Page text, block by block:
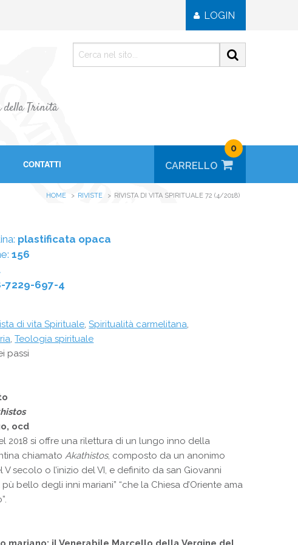
LOGIN
della Trinità
CONTATTI
0
HOME RIVISTE RIVISTA DI VITA SPIRITUALE 72 (4/2018)
plastificata opaca
156
7229-697-4
di vita Spirituale,Spiritualità carmelitana,
,Teologia spirituale
passi
ocd
2018 si offre una rilettura di un lungo inno della
chiamato Akathistos, composto da un anonimo
V secolo o l’inizio del VI, e definito da san Giovanni
pù bello degli inni mariani” “che la Chiesa d’Oriente ama